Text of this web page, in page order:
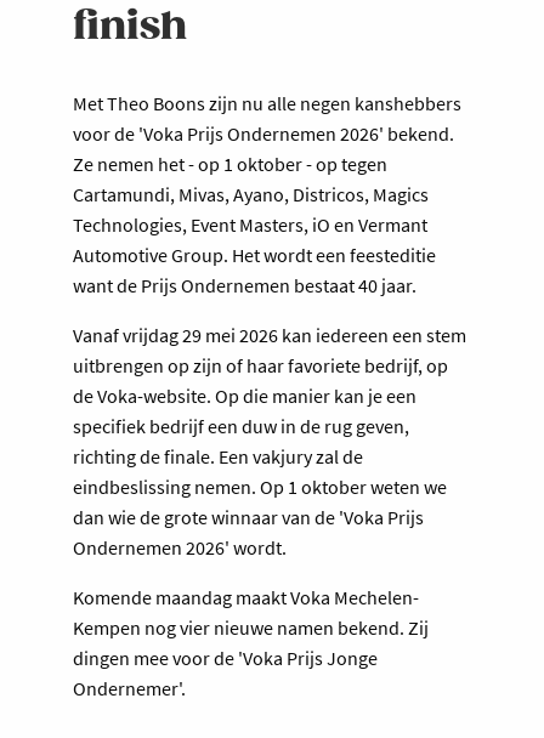
finish
Met Theo Boons zijn nu alle negen kanshebbers
voor de 'Voka Prijs Ondernemen 2026' bekend.
Ze nemen het - op 1 oktober - op tegen
Cartamundi, Mivas, Ayano, Districos, Magics
Technologies, Event Masters, iO en Vermant
Automotive Group. Het wordt een feesteditie
want de Prijs Ondernemen bestaat 40 jaar.
Vanaf vrijdag 29 mei 2026 kan iedereen een stem
uitbrengen op zijn of haar favoriete bedrijf, op
de Voka-website. Op die manier kan je een
specifiek bedrijf een duw in de rug geven,
richting de finale. Een vakjury zal de
eindbeslissing nemen. Op 1 oktober weten we
dan wie de grote winnaar van de 'Voka Prijs
Ondernemen 2026' wordt.
Komende maandag maakt Voka Mechelen-
Kempen nog vier nieuwe namen bekend. Zij
dingen mee voor de 'Voka Prijs Jonge
Ondernemer'.